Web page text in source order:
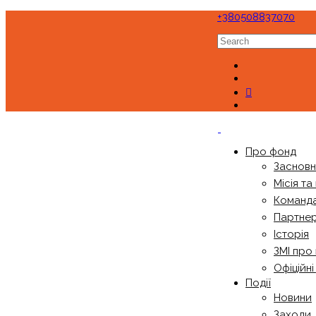
+380508837070
Про фонд
Місія та
Історія
ЗМІ про
Події
Новини